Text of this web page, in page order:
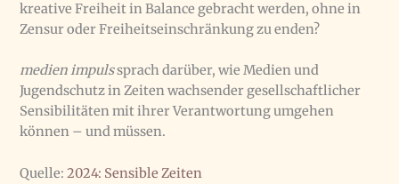
kreative Freiheit in Balance gebracht werden, ohne in
Zensur oder Freiheitseinschränkung zu enden?
medien impulssprach darüber, wie Medien und
Jugendschutz in Zeiten wachsender gesellschaftlicher
Sensibili­täten mit ihrer Verantwortung umgehen
können – und müssen.
Quelle:2024: Sensible Zeiten